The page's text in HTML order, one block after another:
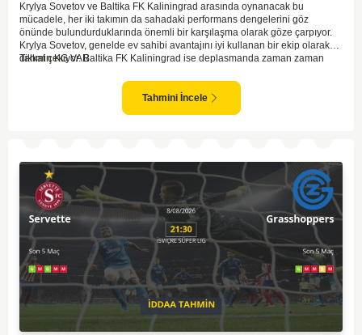
Krylya Sovetov ve Baltika FK Kaliningrad arasında oynanacak bu
mücadele, her iki takımın da sahadaki performans dengelerini göz
önünde bulundurduklarında önemli bir karşılaşma olarak göze çarpıyor.
Krylya Sovetov, genelde ev sahibi avantajını iyi kullanan bir ekip olarak
dikkat çekiyor. Baltika FK Kaliningrad ise deplasmanda zaman zaman
ve seyirci desteğini arkasına alarak gol yollarında etkili olması, maçın
seyrini değiştirebilecek bir faktör olarak değerlendiriliyor. Bununla birlikte,
Baltika'nın savunma direncini kırabilmesi, maçı daha heyecanlı hale
Tahmin KG VAR
Tahmini İncele